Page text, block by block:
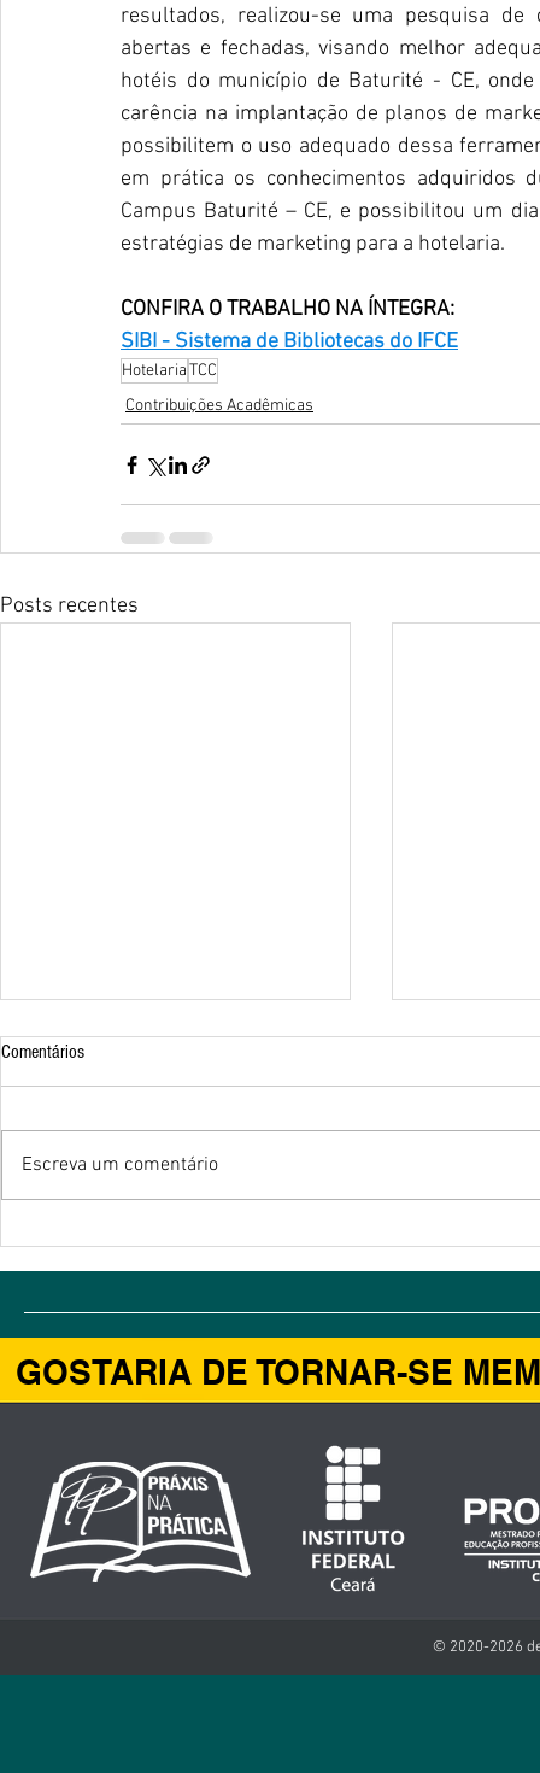
resultados, realizou-se uma pesquisa de
abertas e fechadas, visando melhor
hotéis do município de Baturité - CE,
carência na implantação de planos de
possibilitem o uso adequado dessa
em prática os conhecimentos adquiridos
Campus Baturité – CE, e possibilitou um
estratégias de marketing para a hotelaria.
CONFIRA O TRABALHO NA ÍNTEGRA:
SIBI - Sistema de Bibliotecas do IFCE
HotelariaTCC
Contribuições Acadêmicas
Posts recentes
CE
Comentários
Escreva um comentário
© 2020-2026
GOSTARIA DE TORNAR-SE